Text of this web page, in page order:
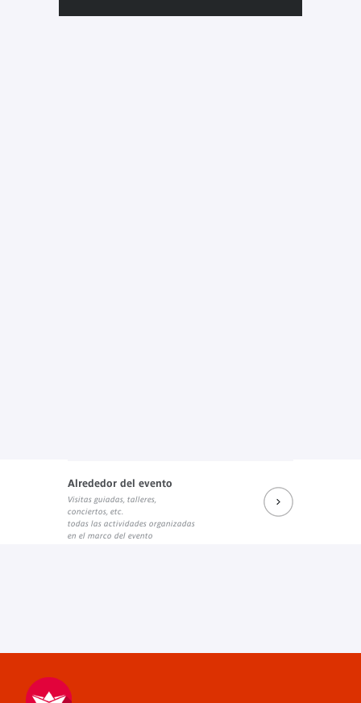
Alrededor del evento
Visitas guiadas, talleres,
conciertos, etc.
todas las actividades organizadas
en el marco del evento